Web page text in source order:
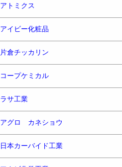
アトミクス
アイビー化粧品
片倉チッカリン
コープケミカル
ラサ工業
アグロ カネショウ
日本カーバイド工業